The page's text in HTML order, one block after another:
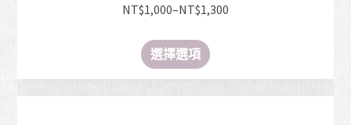
NT$1,000–NT$1,300
選擇選項